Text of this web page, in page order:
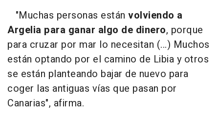
"Muchas personas están volviendo a
Argelia para ganar algo de dinero, porque
para cruzar por mar lo necesitan (...) Muchos
están optando por el camino de Libia y otros
se están planteando bajar de nuevo para
coger las antiguas vías que pasan por
Canarias", afirma.